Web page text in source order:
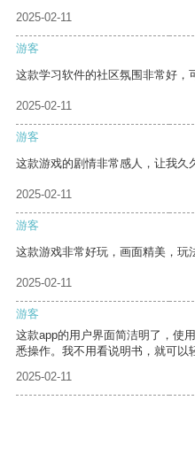
2025-02-11
游客
这款学习软件的社区氛围非常好，
2025-02-11
游客
这款游戏的剧情非常感人，让我久
2025-02-11
游客
这款游戏非常好玩，画面精美，玩
2025-02-11
游客
这款app的用户界面简洁明了，使
悉操作。我不用看说明书，就可以
2025-02-11